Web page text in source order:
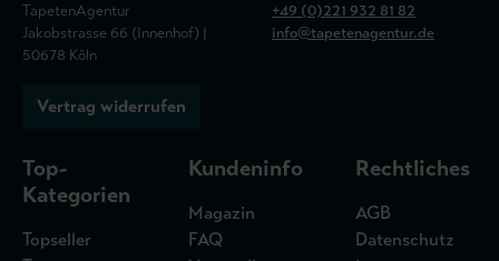
TapetenAgentur
Jakobstrasse 66 (Innenhof) |
50678 Köln
+49 (0)221 932 81 82
info@tapetenagentur.de
Vertrag widerrufen
Top-
Kategorien
Topseller
Kundeninfo
Magazin
FAQ
Rechtliches
AGB
Datenschutz